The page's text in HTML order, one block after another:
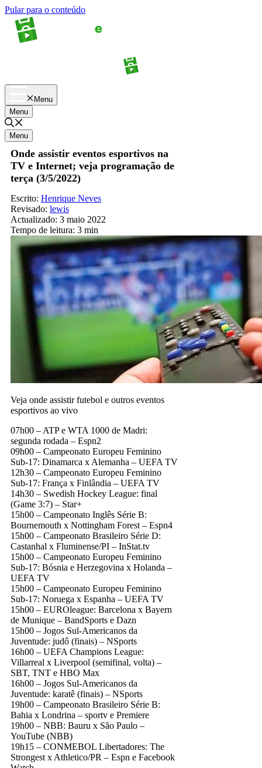
Pular para o conteúdo
Menu
Menu
Menu
Onde assistir eventos esportivos na
TV e Internet; veja programação de
terça (3/5/2022)
Escrito: Henrique Neves
Revisado: lewis
Actualizado: 3 maio 2022
Tempo de leitura: 3 min
Veja onde assistir futebol e outros eventos
esportivos ao vivo
07h00 – ATP e WTA 1000 de Madri:
segunda rodada – Espn2
09h00 – Campeonato Europeu Feminino
Sub-17: Dinamarca x Alemanha – UEFA TV
12h30 – Campeonato Europeu Feminino
Sub-17: França x Finlândia – UEFA TV
14h30 – Swedish Hockey League: final
(Game 3:7) – Star+
15h00 – Campeonato Inglês Série B:
Bournemouth x Nottingham Forest – Espn4
15h00 – Campeonato Brasileiro Série D:
Castanhal x Fluminense/PI – InStat.tv
15h00 – Campeonato Europeu Feminino
Sub-17: Bósnia e Herzegovina x Holanda –
UEFA TV
15h00 – Campeonato Europeu Feminino
Sub-17: Noruega x Espanha – UEFA TV
15h00 – EUROleague: Barcelona x Bayern
de Munique – BandSports e Dazn
15h00 – Jogos Sul-Americanos da
Juventude: judô (finais) – NSports
16h00 – UEFA Champions League:
Villarreal x Liverpool (semifinal, volta) –
SBT, TNT e HBO Max
16h00 – Jogos Sul-Americanos da
Juventude: karatê (finais) – NSports
19h00 – Campeonato Brasileiro Série B:
Bahia x Londrina – sportv e Premiere
19h00 – NBB: Bauru x São Paulo –
YouTube (NBB)
19h15 – CONMEBOL Libertadores: The
Strongest x Athletico/PR – Espn e Facebook